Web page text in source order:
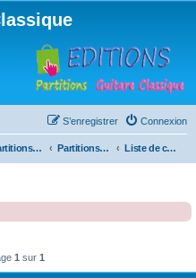
Connexion
S’enregistrer
Partitions pour guitare en libre téléchargement Partitions classées par compositeur Liste de compositeurs
1 sur 1